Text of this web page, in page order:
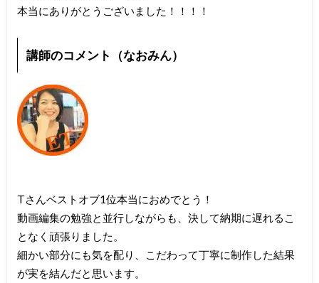
本当にありがとうございました！！！！
講師のコメント（なおみん）
Tさんベストオブ1位本当におめでとう！
動画編集の勉強と並行しながらも、決して納期に遅れるこ
となく頑張りました。
細かい部分にも気を配り、こだわって丁寧に制作した結果
が実を結んだと思います。